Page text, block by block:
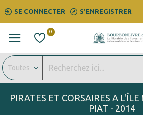
SE CONNECTER S'ENREGISTRER
0
Toutes
PIRATES ET CORSAIRES A
PIAT - 2014